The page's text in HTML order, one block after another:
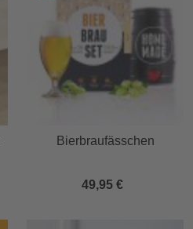
Bierbraufässchen
49,95 €